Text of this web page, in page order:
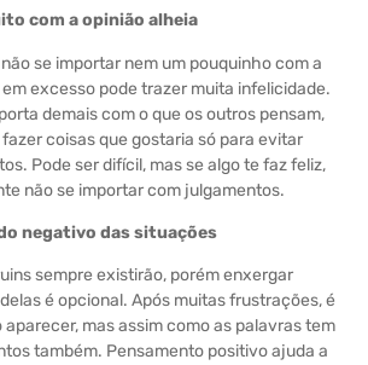
com a opinião alheia
se importar nem um pouquinho com a
excesso pode trazer muita infelicidade.
demais com o que os outros pensam,
coisas que gostaria só para evitar
Pode ser difícil, mas se algo te faz feliz,
não se importar com julgamentos.
negativo das situações
sempre existirão, porém enxergar
é opcional. Após muitas frustrações, é
mas assim como as palavras tem
também. Pensamento positivo ajuda a